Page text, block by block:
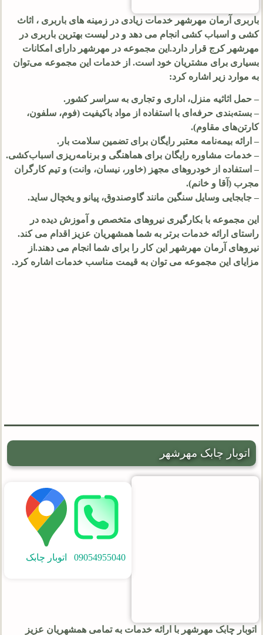
باربری آرمان مهرشهر خدمات زیادی در زمینه های باربری ، اثاث
کشی و اسباب کشی انجام می دهد و در لیست بهترین باربری در
مهرشهر کرج قرار دارد.این مجموعه در مهرشهر دارای امکانات
بسیاری برای مشتریان خود است. از خدمات این مجموعه می‌توان
به موارد زیر اشاره کرد:
– حمل اثاثیه منزل، اداری و تجاری به سراسر کشور.
– بسته‌بندی حرفه‌ای با استفاده از مواد باکیفیت (فوم، سلفون،
کارتن‌های مقاوم).
– ارائه بیمه‌نامه معتبر رایگان برای تضمین سلامت بار.
– خدمات مشاوره رایگان برای هماهنگی و برنامه‌ریزی اسباب‌کشی.
– استفاده از خودروهای مجهز (خاور، نیسان، وانت) و تیم کارگران
مجرب (آقا و خانم).
– جابجایی وسایل سنگین مانند گاوصندوق، پیانو و یخچال ساید.
این مجموعه با بکارگیری نیروهای متخصص و آموزش دیده در
راستای ارائه خدمات برتر به شما همشهریان عزیز اقدام می کند.
نیروهای آرمان مهرشهر این کار را برای شما انجام می دهند.از
مزایای این مجموعه می توان به قیمت مناسب خدمات اشاره کرد.
اتوبار چابک مهرشهر
09054955040 اتوبار چابک
اتوبار چابک مهرشهر با ارائه خدمات به تمامی همشهریان عزیز